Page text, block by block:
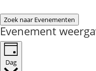
Zoek naar Evenementen
Evenement
Dag